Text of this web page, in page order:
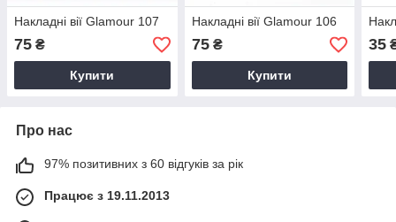
Накладні вії Glamour 107
75 ₴
Купити
Накладні вії Glamour 106
75₴
Купити
35
Про нас
97% позитивних з 60 відгуків за рік
Працює з 19.11.2013